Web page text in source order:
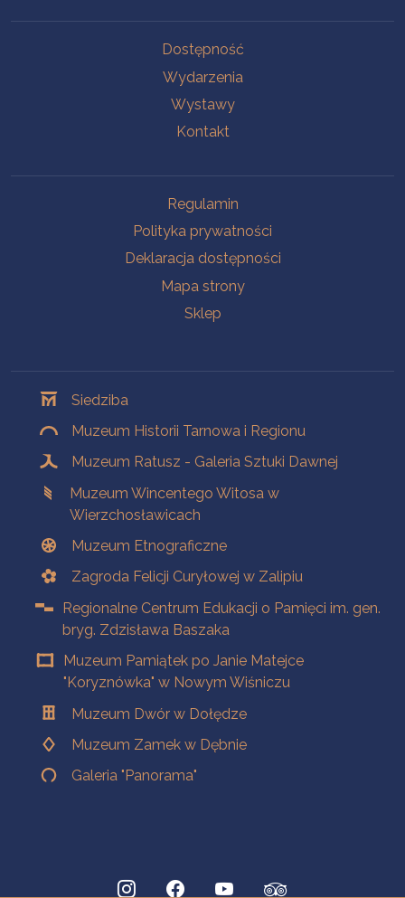
Dostępność
Wydarzenia
Wystawy
Kontakt
Regulamin
Polityka prywatności
Deklaracja dostępności
Mapa strony
Sklep
Siedziba
Muzeum Historii Tarnowa i Regionu
Muzeum Ratusz - Galeria Sztuki Dawnej
Muzeum Wincentego Witosa w
Wierzchosławicach
Muzeum Etnograficzne
Zagroda Felicji Curyłowej w Zalipiu
Regionalne Centrum Edukacji o Pamięci im. gen.
bryg. Zdzisława Baszaka
Muzeum Pamiątek po Janie Matejce
"Koryznówka" w Nowym Wiśniczu
Muzeum Dwór w Dołędze
Muzeum Zamek w Dębnie
Galeria "Panorama"